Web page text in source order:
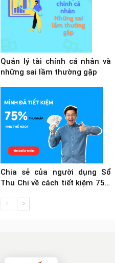
Quản lý tài chính cá nhân và
những sai lầm thường gặp
Chia sẻ của người dụng Sổ
Thu Chi về cách tiết kiệm 75%